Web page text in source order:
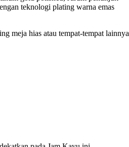
teknologi plating warna emas
meja hias atau tempat-tempat lainnya